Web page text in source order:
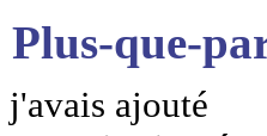
Plus-que-
j'avais ajouté